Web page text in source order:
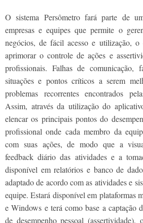
O sistema Persômetro fará parte de
empresas e equipes que permite o
negócios, de fácil acesso e utilização,
aprimorar o controle de ações e
profissionais. Falhas de comunicação,
situações e pontos críticos a serem
problemas recorrentes encontrados
Assim, através da utilização do
elencar os principais pontos do
profissional onde cada membro da
com suas ações, de modo que a
feedback diário das atividades e a
disponível em relatórios e banco de
adaptado de acordo com as atividades e
equipe. Estará disponível em plataformas
e Windows e terá como base a captação
de desempenho pessoal (assertividade),